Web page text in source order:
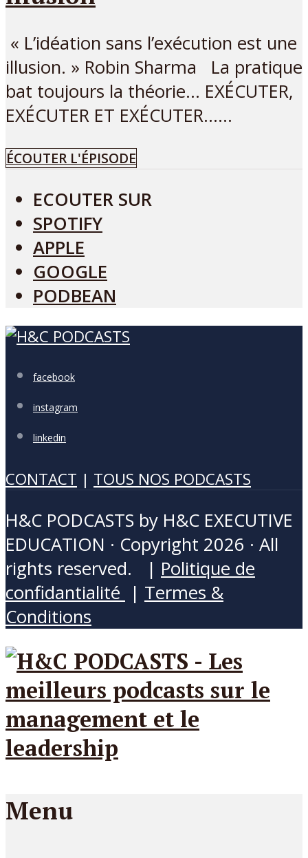
« L’idéation sans l’exécution est une
illusion. » Robin Sharma La pratique
bat toujours la théorie… EXÉCUTER,
EXÉCUTER ET EXÉCUTER…...
ÉCOUTER L'ÉPISODE
ECOUTER SUR
SPOTIFY
APPLE
GOOGLE
PODBEAN
facebook
instagram
linkedin
CONTACT | TOUS NOS PODCASTS
H&C PODCASTS by H&C EXECUTIVE
EDUCATION · Copyright 2026 · All
rights reserved. | Politique de
confidantialité | Termes &
Conditions
Menu